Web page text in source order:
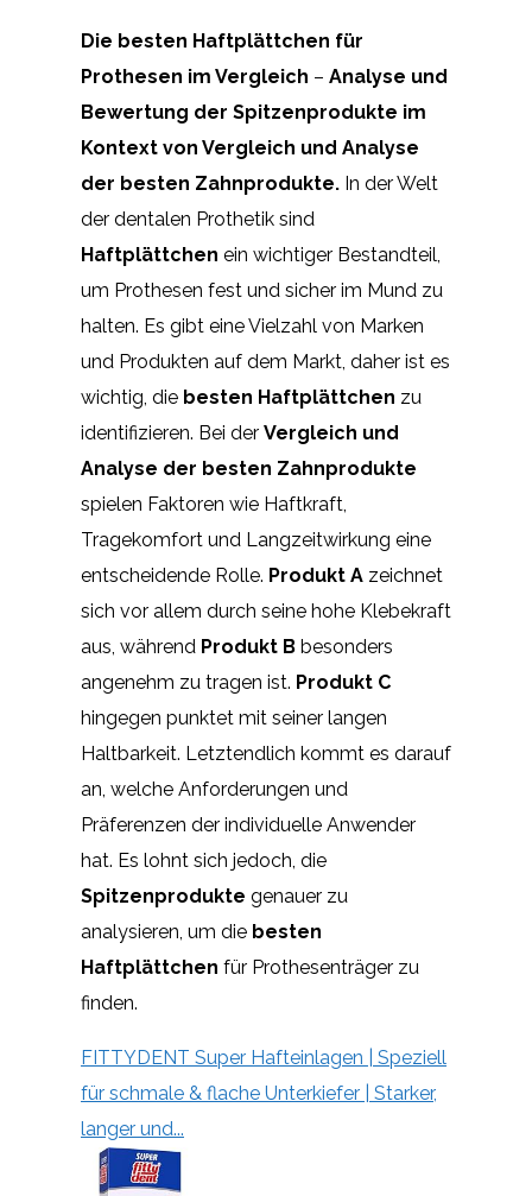
Die besten Haftplättchen für
Prothesen im Vergleich – Analyse und
Bewertung der Spitzenprodukte im
Kontext von Vergleich und Analyse
der besten Zahnprodukte. In der Welt
der dentalen Prothetik sind
Haftplättchen ein wichtiger Bestandteil,
um Prothesen fest und sicher im Mund zu
halten. Es gibt eine Vielzahl von Marken
und Produkten auf dem Markt, daher ist es
wichtig, die besten Haftplättchen zu
identifizieren. Bei der Vergleich und
Analyse der besten Zahnprodukte
spielen Faktoren wie Haftkraft,
Tragekomfort und Langzeitwirkung eine
entscheidende Rolle. Produkt A zeichnet
sich vor allem durch seine hohe Klebekraft
aus, während Produkt B besonders
angenehm zu tragen ist. Produkt C
hingegen punktet mit seiner langen
Haltbarkeit. Letztendlich kommt es darauf
an, welche Anforderungen und
Präferenzen der individuelle Anwender
hat. Es lohnt sich jedoch, die
Spitzenprodukte genauer zu
analysieren, um die besten
Haftplättchen für Prothesenträger zu
finden.
FITTYDENT Super Hafteinlagen | Speziell
für schmale & flache Unterkiefer | Starker,
langer und...